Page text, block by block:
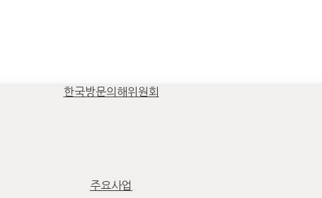
한국방문의해위원회
주요사업